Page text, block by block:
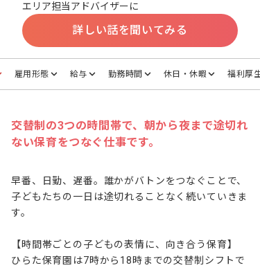
エリア担当アドバイザーに
詳しい話を聞いてみる
雇用形態 給与 勤務時間 休日・休暇 福利厚生
交替制の3つの時間帯で、朝から夜まで途切れ
ない保育をつなぐ仕事です。
早番、日勤、遅番。誰かがバトンをつなぐことで、
子どもたちの一日は途切れることなく続いていきま
す。
【時間帯ごとの子どもの表情に、向き合う保育】
ひらた保育園は7時から18時までの交替制シフトで